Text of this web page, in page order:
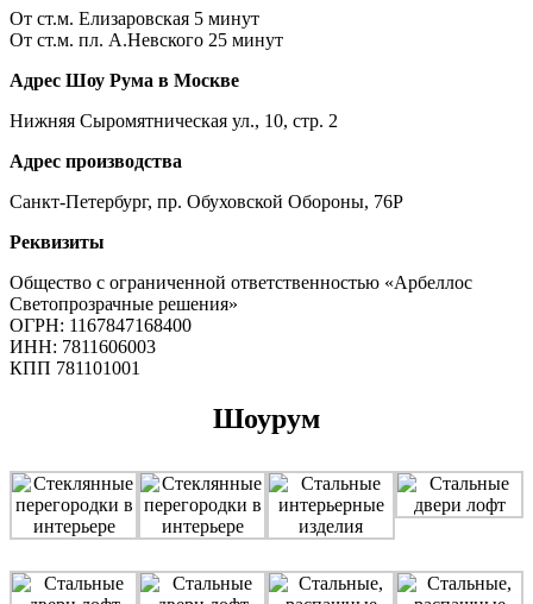
От ст.м. Елизаровская 5 минут
От ст.м. пл. А.Невского 25 минут
Адрес Шоу Рума в Москве
Нижняя Сыромятническая ул., 10, стр. 2
Адрес производства
Санкт-Петербург, пр. Обуховской Обороны, 76Р
Реквизиты
Общество с ограниченной ответственностью «Арбеллос
Светопрозрачные решения»
ОГРН: 1167847168400
ИНН: 7811606003
КПП 781101001
Шоурум